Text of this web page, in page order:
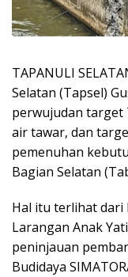
TAPANULI
Selatan (Tapsel)
perwujudan target
air tawar, dan
pemenuhan
Bagian Selatan
Hal itu terlihat dari
Larangan Anak
peninjauan
Budidaya